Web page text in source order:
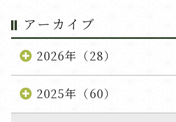
アーカイブ
2026年（28）
2025年（60）